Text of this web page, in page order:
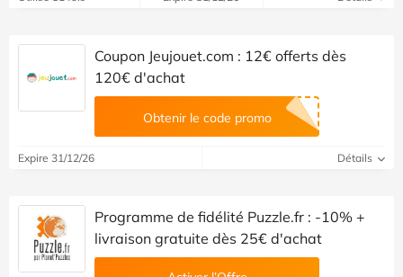
Coupon Jeujouet.com : 12€ offerts dès
120€ d'achat
Obtenir le code promo
Expire 31/12/26 Détails
Programme de fidélité Puzzle.fr : -10% +
livraison gratuite dès 25€ d'achat